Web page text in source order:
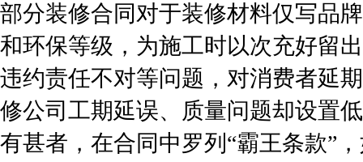
部分装修合同对于装修材料仅写品
和环保等级，为施工时以次充好留
违约责任不对等问题，对消费者延
修公司工期延误、质量问题却设置
有甚者，在合同中罗列“霸王条款”